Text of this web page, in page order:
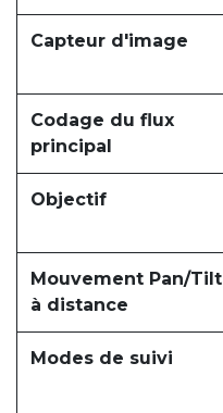
Capteur d'image
Codage du flux
principal
Objectif
Mouvement Pan/Tilt
à distance
Modes de suivi